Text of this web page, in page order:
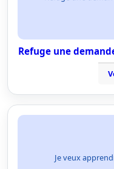
Refuge une
Je veux